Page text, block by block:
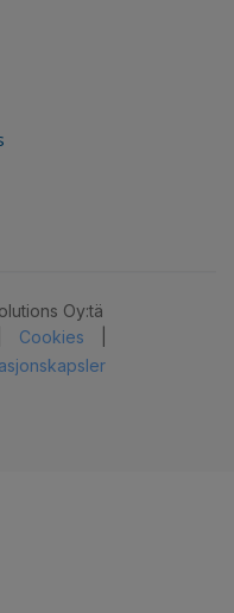
Oy:tä
Cookies